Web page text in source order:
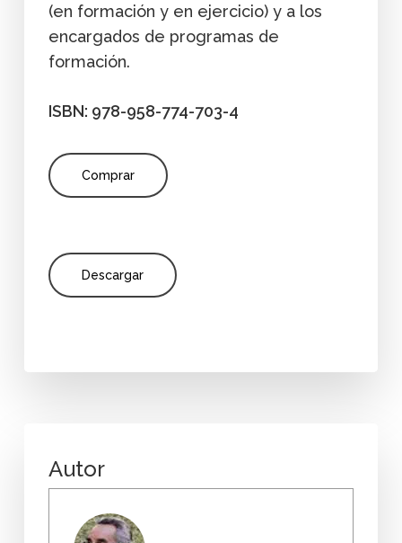
(en formación y en ejercicio) y a los
encargados de programas de
formación.
ISBN: 978-958-774-703-4
Comprar
Descargar
Autor